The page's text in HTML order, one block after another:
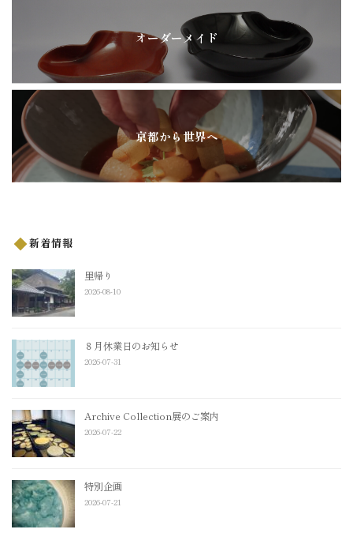
オーダーメイド
京都から世界へ
新着情報
里帰り
2026-08-10
８月休業日のお知らせ
2026-07-31
Archive Collection展のご案内
2026-07-22
特別企画
2026-07-21